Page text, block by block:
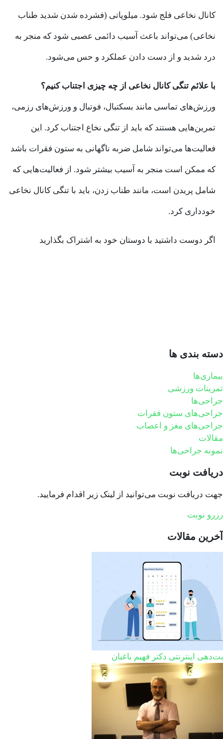
کانال نخاعی فلج شود. میلوپاتی (فشرده شدن شدید طناب
نخاعی) می‌تواند باعث آسیب دائمی عصبی شود که منجر به
درد شدید و از دست دادن عملکرد و حس می‌شود.
با علائم تنگی کانال نخاعی از چه چیزی اجتناب کنیم؟
ورزش‌های تماسی مانند بسکتبال، فوتبال و ورزش‌های رزمی،
تمرین‌هایی هستند که باید از تنگی نخاع اجتناب کرد. این
فعالیت‌ها می‌تواند شامل ضربه ناگهانی به ستون فقرات باشد
که ممکن است منجر به آسیب بیشتر شود. از فعالیت‌هایی که
شامل پریدن است، مانند طناب زدن، باید با تنگی کانال نخاعی
خودداری کرد.
اگر دوست داشتید با دوستان خود به اشتراک بگذارید
دسته بندی ها
بیماری‌ها
تمرینات ورزشی
جراحی‌ها
جراحی‌های ستون فقرات
جراحی‌های مغز و اعصاب
مقالات
نمونه جراحی‌ها
دریافت نوبت
جهت دریافت نوبت می‌توانید از لینک زیر اقدام فرمایید.
رزرو نوبت
آخرین مقالات
اینترنتی دکتر فهیم باغبان